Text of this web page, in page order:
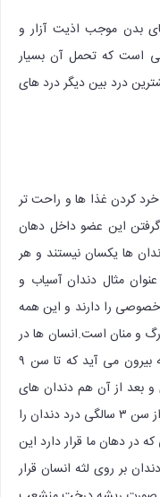
موجب اذیت آزار و
است که تحمل آن بسیار
درد بین دیگر درد های
کردن غذا ها و راحت تر
این عضو داخل دهان
ها یکسان نیستند و هر
مثال دندان آسیاب و
را دارند و این همه
و منان است.انسان ها در
سن ۶ ماهگی اولین دندان هایشان از لثه به بیرون می آید که تا سن ۹
شیری و بعد از آن هم دندان های
اصلی رشد می کنند. به خاطر این است که ما از سن ۳ سالگی درد دندان را
در دهان ما قرار دارد این
بر روی لثه انسان قرار